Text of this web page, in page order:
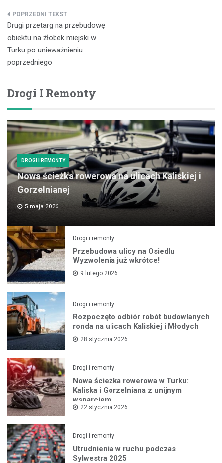
Nawigacja
wpisu
Drugi przetarg na przebudowę
obiektu na żłobek miejski w
Turku po unieważnieniu
poprzedniego
Drogi I Remonty
DROGI I REMONTY
Nowa ścieżka rowerowa na ulicach Kaliskiej i
Gorzelnianej
5 maja 2026
Drogi i remonty
Przebudowa ulicy na Osiedlu
Wyzwolenia już wkrótce!
9 lutego 2026
Drogi i remonty
Rozpoczęto odbiór robót budowlanych
ronda na ulicach Kaliskiej i Młodych
28 stycznia 2026
Drogi i remonty
Nowa ścieżka rowerowa w Turku:
Kaliska i Gorzelniana z unijnym
wsparciem
22 stycznia 2026
Drogi i remonty
Utrudnienia w ruchu podczas
Sylwestra 2025